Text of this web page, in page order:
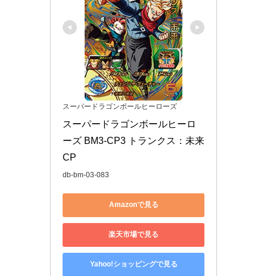
スーパードラゴンボールヒーローズ
スーパードラゴンボールヒーロ
ーズ BM3-CP3 トランクス：未来
CP
db-bm-03-083
Amazonで見る
楽天市場で見る
Yahoo!ショッピングで見る